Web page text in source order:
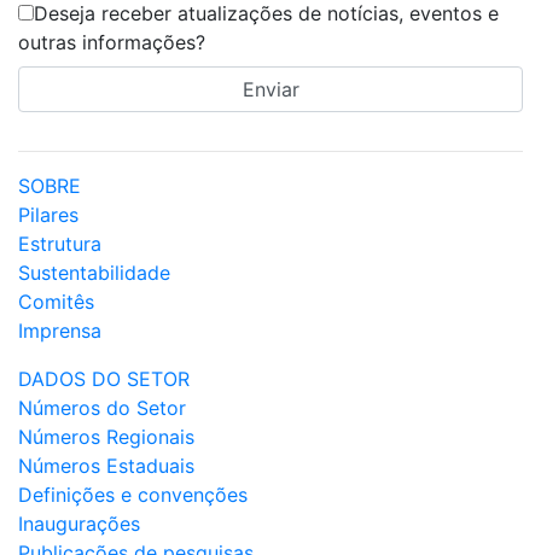
Deseja receber atualizações de notícias, eventos e
outras informações?
SOBRE
Pilares
Estrutura
Sustentabilidade
Comitês
Imprensa
DADOS DO SETOR
Números do Setor
Números Regionais
Números Estaduais
Definições e convenções
Inaugurações